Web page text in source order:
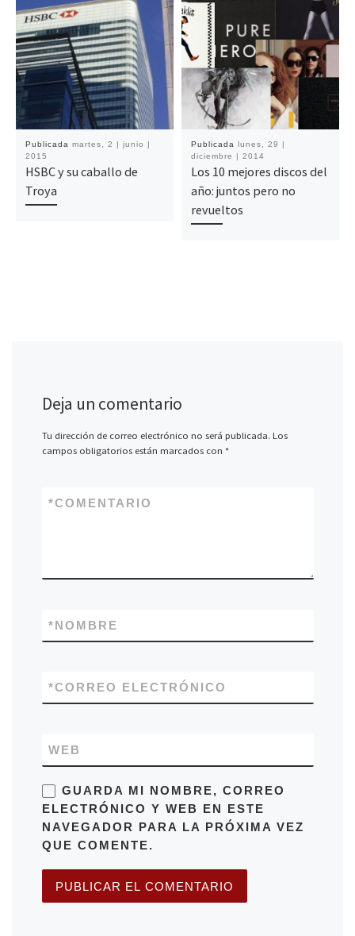
Publicada martes, 2 | junio |
2015
HSBC y su caballo de
Troya
Publicada
lunes, 29 |
diciembre | 2014
Los 10 mejores discos del
año: juntos pero no
revueltos
Deja un comentario
Tu dirección de correo electrónico no será publicada. Los
campos obligatorios están marcados con *
COMENTARIO
*
NOMBRE
*
CORREO ELECTRÓNICO
*
WEB
GUARDA MI NOMBRE, CORREO
ELECTRÓNICO Y WEB EN ESTE
NAVEGADOR PARA LA PRÓXIMA VEZ
QUE COMENTE.